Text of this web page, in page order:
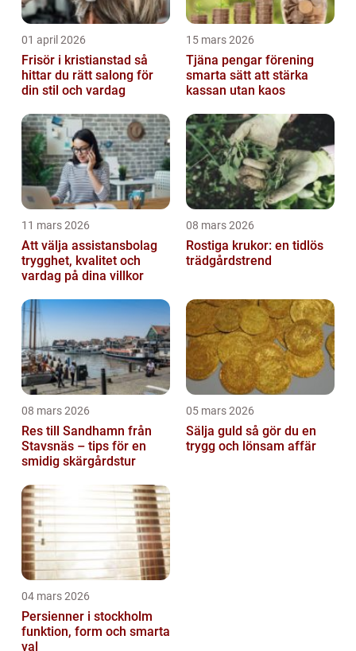
01 april 2026
Frisör i kristianstad så
hittar du rätt salong för
din stil och vardag
15 mars 2026
Tjäna pengar förening
smarta sätt att stärka
kassan utan kaos
11 mars 2026
Att välja assistansbolag
trygghet, kvalitet och
vardag på dina villkor
08 mars 2026
Rostiga krukor: en tidlös
trädgårdstrend
08 mars 2026
Res till Sandhamn från
Stavsnäs – tips för en
smidig skärgårdstur
05 mars 2026
Sälja guld så gör du en
trygg och lönsam affär
04 mars 2026
Persienner i stockholm
funktion, form och smarta
val